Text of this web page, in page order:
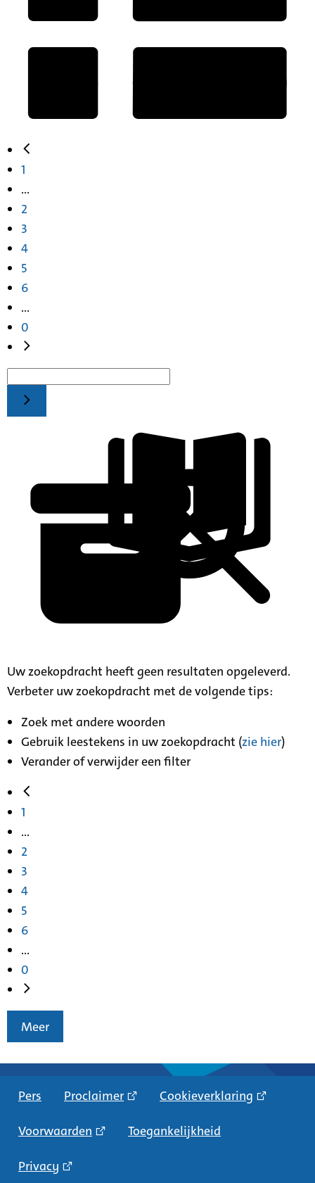
1
...
2
3
4
5
6
...
0
Uw zoekopdracht heeft geen resultaten opgeleverd.
Verbeter uw zoekopdracht met de volgende tips:
Zoek met andere woorden
Gebruik leestekens in uw zoekopdracht (zie hier)
Verander of verwijder een filter
1
...
2
3
4
5
6
...
0
Meer
Pers Proclaimer Cookieverklaring
Voorwaarden Toegankelijkheid
Privacy